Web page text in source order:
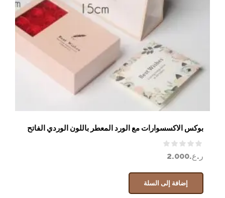
بوكس الاكسسوارات مع الورد المعطر باللون الوردي الفاتح
ر.ع.2.000
إضافة إلى السلة